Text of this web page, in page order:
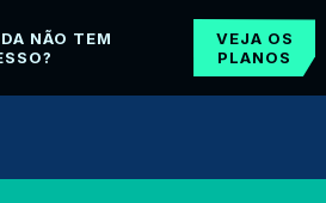
NÃO TEM
VEJA OS
PLANOS